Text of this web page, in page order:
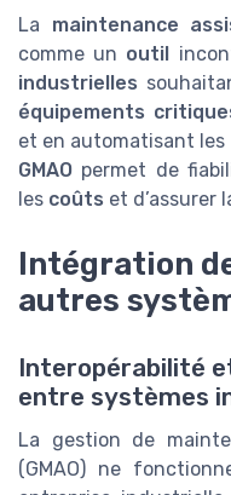
La maintenance
comme un outil
industrielles
équipements
et en automatisant les
GMAO permet de
les coûts et d’assurer
Intégration
autres
Interopérabilité
entre systèmes
La gestion de
(GMAO) ne